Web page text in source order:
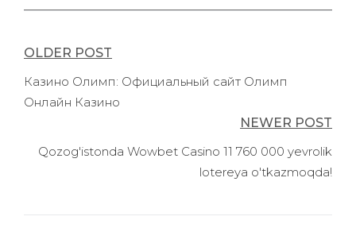
Post
navigation
OLDER POST
Казино Олимп: Официальный сайт Олимп
Онлайн Казино
NEWER POST
Qozog'istonda Wowbet Casino 11 760 000 yevrolik
lotereya o'tkazmoqda!